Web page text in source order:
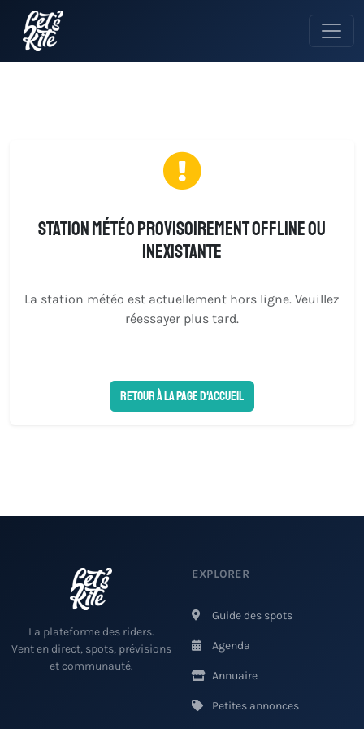
Station météo provisoirement offline ou
inexistante
La station météo est actuellement hors ligne. Veuillez
réessayer plus tard.
Retour à la page d'accueil
La plateforme des riders.
Vent en direct, spots, prévisions
et communauté.
EXPLORER
Guide des spots
Agenda
Annuaire
Petites annonces